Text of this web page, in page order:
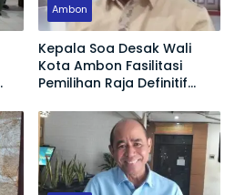
Ambon
Kepala Soa Desak Wali
Kota Ambon Fasilitasi
Pemilihan Raja Definitif